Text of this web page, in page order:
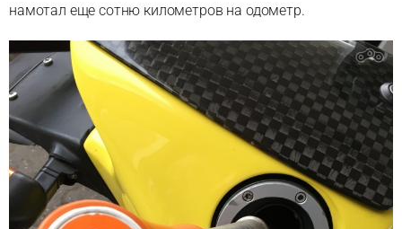
намотал еще сотню километров на одометр.